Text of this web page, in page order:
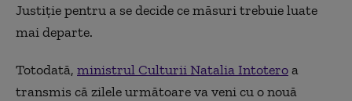
Justiție pentru a se decide ce măsuri trebuie luate
mai departe.
Totodată, ministrul Culturii Natalia Intoteroa
transmis că zilele următoare va veni cu o nouă